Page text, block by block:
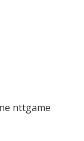
nttgame